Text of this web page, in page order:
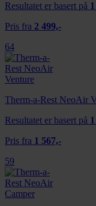
Resultatet er basert på 1
Pris fra 2 499,-
64
Therm-a-Rest NeoAir
Resultatet er basert på 1
Pris fra 1 567,-
59